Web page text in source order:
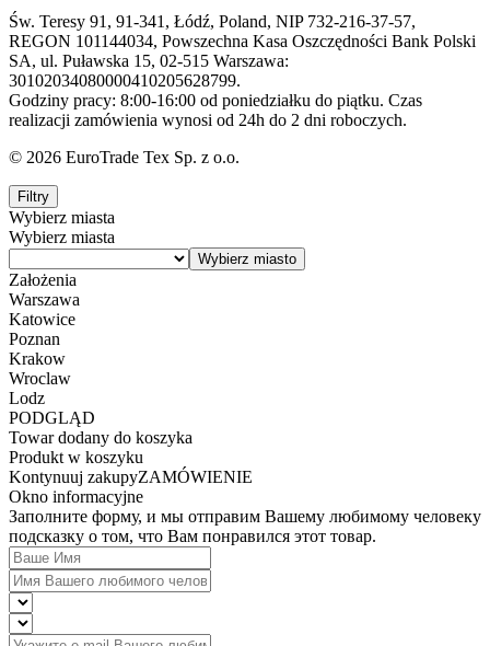
Św. Teresy 91, 91-341, Łódź, Poland, NIP 732-216-37-57,
REGON 101144034, Powszechna Kasa Oszczędności Bank Polski
SA, ul. Puławska 15, 02-515 Warszawa:
30102034080000410205628799.
Godziny pracy: 8:00-16:00 od poniedziałku do piątku. Czas
realizacji zamówienia wynosi od 24h do 2 dni roboczych.
© 2026 EuroTrade Tex Sp. z o.o.
Filtry
Wybierz miasta
Wybierz miasta
Założenia
Warszawa
Katowice
Poznan
Krakow
Wroclaw
Lodz
PODGLĄD
Towar dodany do koszyka
Produkt w koszyku
Kontynuuj zakupyZAMÓWIENIE
Okno informacyjne
Заполните форму, и мы отправим Вашему любимому человеку
подсказку о том, что Вам понравился этот товар.